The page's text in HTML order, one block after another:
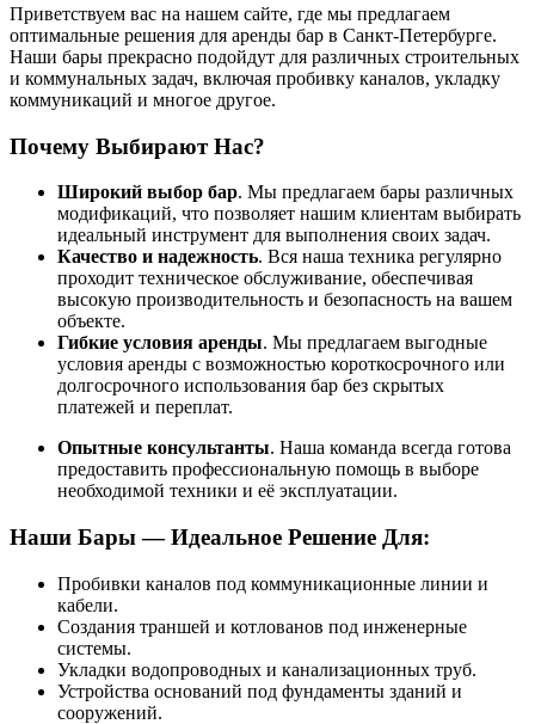
Приветствуем вас на нашем сайте, где мы предлагаем
оптимальные решения для аренды бар в Санкт-Петербурге.
Наши бары прекрасно подойдут для различных строительных
и коммунальных задач, включая пробивку каналов, укладку
коммуникаций и многое другое.
Почему Выбирают Нас?
Широкий выбор бар. Мы предлагаем бары различных
модификаций, что позволяет нашим клиентам выбирать
идеальный инструмент для выполнения своих задач.
Качество и надежность. Вся наша техника регулярно
проходит техническое обслуживание, обеспечивая
высокую производительность и безопасность на вашем
объекте.
Гибкие условия аренды. Мы предлагаем выгодные
условия аренды с возможностью короткосрочного или
долгосрочного использования бар без скрытых
платежей и переплат.
Опытные консультанты. Наша команда всегда готова
предоставить профессиональную помощь в выборе
необходимой техники и её эксплуатации.
Наши Бары — Идеальное Решение Для:
Пробивки каналов под коммуникационные линии и
кабели.
Создания траншей и котлованов под инженерные
системы.
Укладки водопроводных и канализационных труб.
Устройства оснований под фундаменты зданий и
сооружений.